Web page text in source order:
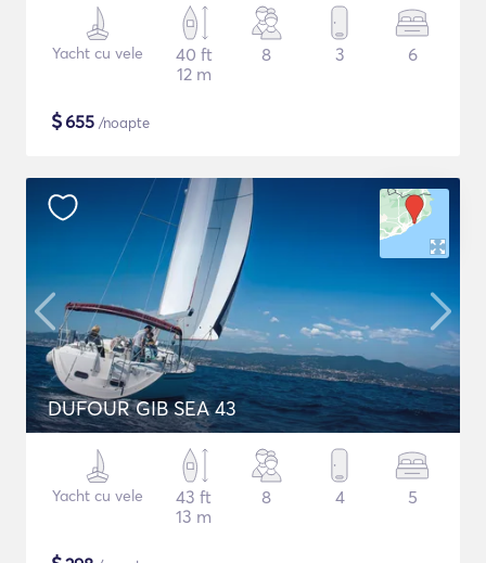
Yacht cu vele
40 ft
12 m
8 3 6
$655 /noapte
DUFOUR GIB SEA 43
Yacht cu vele
43 ft
13 m
8 4 5